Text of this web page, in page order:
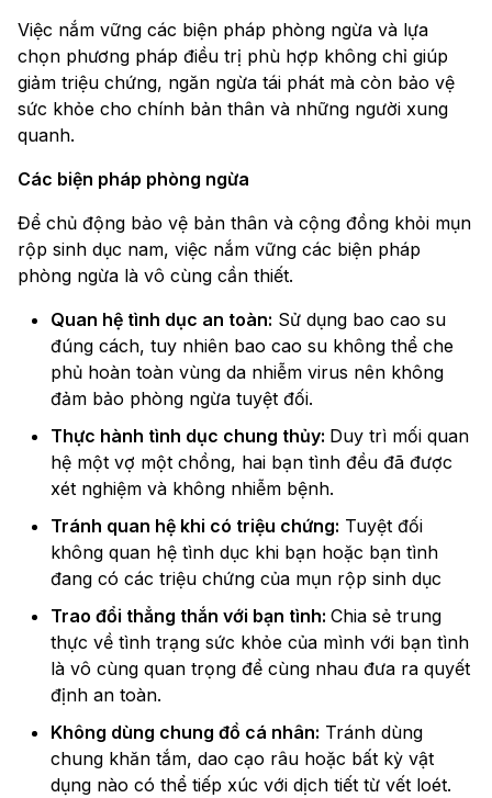
Việc nắm vững các biện pháp phòng ngừa và lựa
chọn phương pháp điều trị phù hợp không chỉ giúp
giảm triệu chứng, ngăn ngừa tái phát mà còn bảo vệ
sức khỏe cho chính bản thân và những người xung
quanh.
Các biện pháp phòng ngừa
Để chủ động bảo vệ bản thân và cộng đồng khỏi mụn
rộp sinh dục nam, việc nắm vững các biện pháp
phòng ngừa là vô cùng cần thiết.
Quan hệ tình dục an toàn: Sử dụng bao cao su
đúng cách, tuy nhiên bao cao su không thể che
phủ hoàn toàn vùng da nhiễm virus nên không
đảm bảo phòng ngừa tuyệt đối.
Thực hành tình dục chung thủy: Duy trì mối quan
hệ một vợ một chồng, hai bạn tình đều đã được
xét nghiệm và không nhiễm bệnh.
Tránh quan hệ khi có triệu chứng: Tuyệt đối
không quan hệ tình dục khi bạn hoặc bạn tình
đang có các triệu chứng của mụn rộp sinh dục
Trao đổi thẳng thắn với bạn tình: Chia sẻ trung
thực về tình trạng sức khỏe của mình với bạn tình
là vô cùng quan trọng để cùng nhau đưa ra quyết
định an toàn.
Không dùng chung đồ cá nhân: Tránh dùng
chung khăn tắm, dao cạo râu hoặc bất kỳ vật
dụng nào có thể tiếp xúc với dịch tiết từ vết loét.